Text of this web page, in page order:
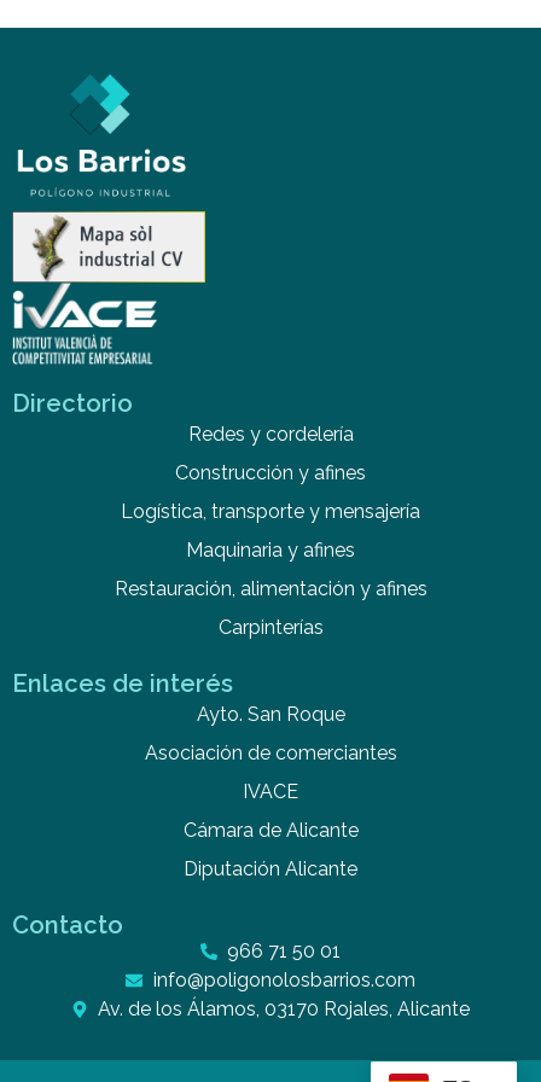
Directorio
Redes y cordelería
Construcción y afines
Logística, transporte y mensajería
Maquinaria y afines
Restauración, alimentación y afines
Carpinterías
Enlaces de interés
Ayto. San Roque
Asociación de comerciantes
IVACE
Cámara de Alicante
Diputación Alicante
Contacto
966 71 50 01
info@poligonolosbarrios.com
Av. de los Álamos, 03170 Rojales, Alicante